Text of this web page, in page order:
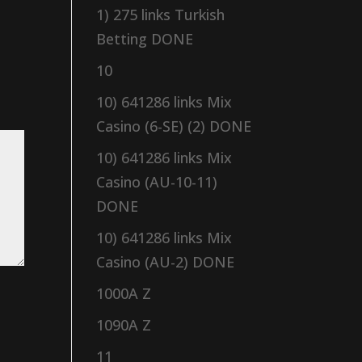
1) 275 links Turkish
Betting DONE
10
10) 641286 links Mix
Casino (6-SE) (2) DONE
10) 641286 links Mix
Casino (AU-10-11)
DONE
10) 641286 links Mix
Casino (AU-2) DONE
1000A Z
1090A Z
11